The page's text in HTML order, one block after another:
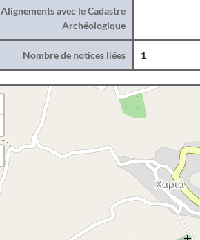
Alignements avec le Cadastre
Archéologique
Nombre de notices liées 1